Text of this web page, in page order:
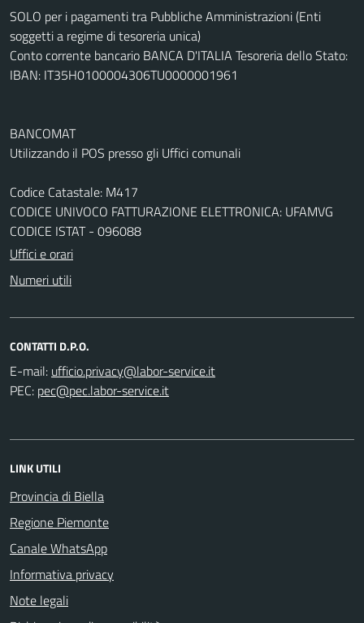
SOLO per i pagamenti tra Pubbliche Amministrazioni (Enti
soggetti a regime di tesoreria unica)
Conto corrente bancario BANCA D'ITALIA Tesoreria dello Stato:
IBAN: IT35H0100004306TU0000001961
BANCOMAT
Utilizzando il POS presso gli Uffici comunali
Codice Catastale: M417
CODICE UNIVOCO FATTURAZIONE ELETTRONICA: UFAMVG
CODICE ISTAT - 096088
Uffici e orari
Numeri utili
CONTATTI D.P.O.
E-mail:
PEC:
LINK UTILI
Provincia di Biella
Regione Piemonte
Canale WhatsApp
Informativa privacy
Note legali